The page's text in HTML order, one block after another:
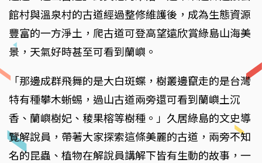
館村與溫泉村的古道經過整修維護後，成為生態資源
豐富的一方淨土，爬古道可登高望遠欣賞綠島山海美
景，天氣好時甚至可看到蘭嶼。
「那邊成群飛舞的是大白斑蝶，樹叢邊竄走的是台灣
特有種攀木蜥蜴，過山古道兩旁還可看到蘭嶼土沉
香、蘭嶼樹妃、稜果榕等樹種。」久居綠島的文史導
覽解說員，帶著大家探索這條美麗的古道，兩旁不知
名的昆蟲、植物在解說員講解下皆有生動的故事，一